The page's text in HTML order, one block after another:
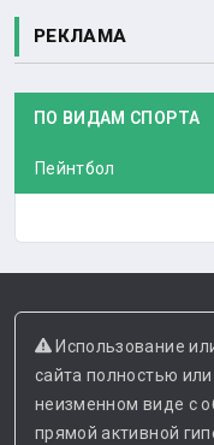
РЕКЛАМА
ПО ВИДАМ СПОРТА
Пейнтбол
Использование
сайта полностью
неизменном виде с
прямой активной